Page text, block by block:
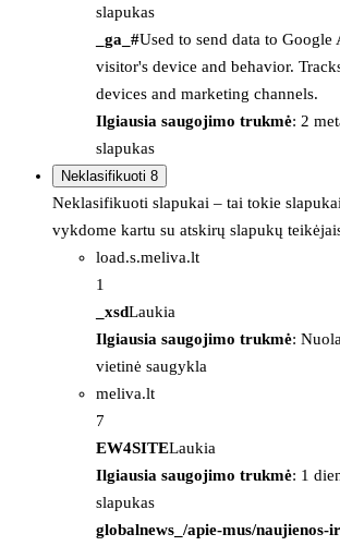
slapukas
_ga_#Used to send data to Google
visitor's device and behavior.
devices and marketing channels.
Ilgiausia saugojimo trukmė: 2
slapukas
Neklasifikuoti 8
Neklasifikuoti slapukai – tai tokie
vykdome kartu su atskirų slapukų
load.s.meliva.lt
1
_xsdLaukia
Ilgiausia saugojimo trukmė:
vietinė saugykla
meliva.lt
7
EW4SITELaukia
Ilgiausia saugojimo trukmė: 1
slapukas
globalnews_/apie-mus/naujienos-